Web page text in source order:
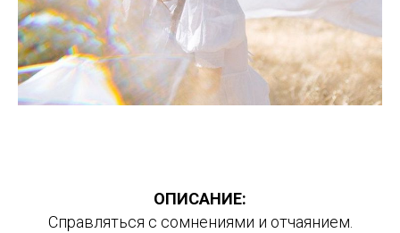
ОПИСАНИЕ:
Справляться с сомнениями и отчаянием.